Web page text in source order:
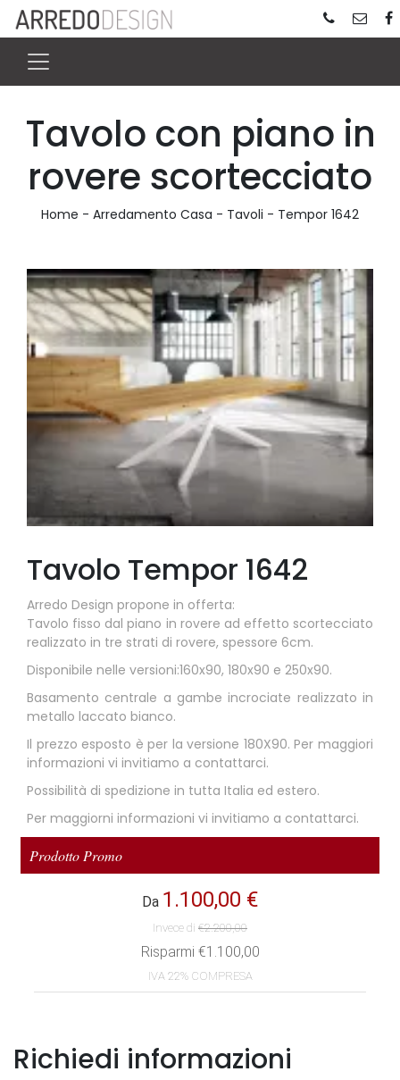
Tavolo con piano in
rovere scortecciato
Home - Arredamento Casa - Tavoli - Tempor 1642
Tavolo Tempor 1642
Arredo Design propone in offerta:
Tavolo fisso dal piano in rovere ad effetto scortecciato
realizzato in tre strati di rovere, spessore 6cm.
Disponibile nelle versioni:160x90, 180x90 e 250x90.
Basamento centrale a gambe incrociate realizzato in
metallo laccato bianco.
Il prezzo esposto è per la versione 180X90. Per maggiori
informazioni vi invitiamo a contattarci.
Possibilità di spedizione in tutta Italia ed estero.
Per maggiorni informazioni vi invitiamo a contattarci.
Richiedi informazioni